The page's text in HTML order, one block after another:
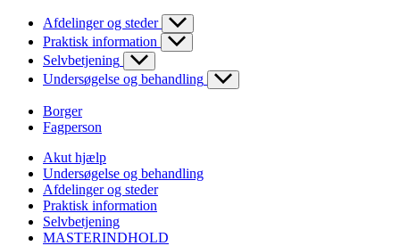
Afdelinger og steder
Praktisk information
Selvbetjening
Undersøgelse og behandling
Borger
Fagperson
Akut hjælp
Undersøgelse og behandling
Afdelinger og steder
Praktisk information
Selvbetjening
MASTERINDHOLD